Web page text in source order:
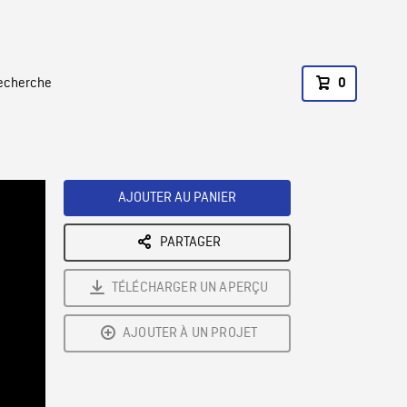
0
AJOUTER AU PANIER
PARTAGER
TÉLÉCHARGER UN APERÇU
AJOUTER À UN PROJET